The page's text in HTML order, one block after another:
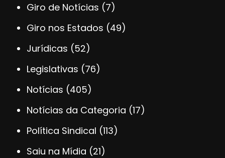
Giro de Notícias (7)
Giro nos Estados (49)
Jurídicas (52)
Legislativas (76)
Notícias (405)
Notícias da Categoria (17)
Política Sindical (113)
Saiu na Mídia (21)